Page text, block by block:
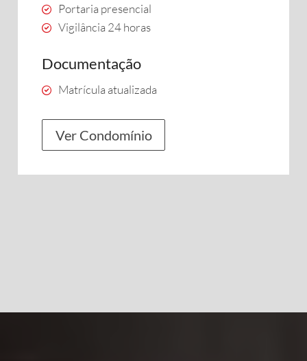
Portaria presencial
Vigilância 24 horas
Documentação
Matrícula atualizada
Ver Condomínio